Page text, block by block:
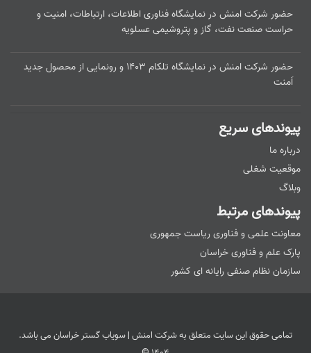
حضور شرکت امنش در نمایشگاه فناوری اطلاعات، ارتباطات، امنیت و
حراست صنعت نفت، گاز و پتروشیمی عسلویه
حضور شرکت امنش در نمایشگاه تلکام ۱۴۰۳ و رونمایی از محصول جدید
اَمنت
پیوندهای سریع
درباره ما
موقعیت شغلی
وبلاگ
پیوندهای مرتبط
معاونت علمی و فناوری ریاست جمهوری
پارک علم و فناوری خراسان
سازمان نظام صنفی رایانه ای کشور
تمامی حقوق این سایت متعلق به شرکت امنش | سویاب گستر خراسان می باشد.